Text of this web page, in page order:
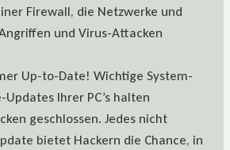
Firewall, die Netzwerke und
und Virus-Attacken
Up-to-Date! Wichtige System-
Ihrer PC’s halten
geschlossen. Jedes nicht
bietet Hackern die Chance, in